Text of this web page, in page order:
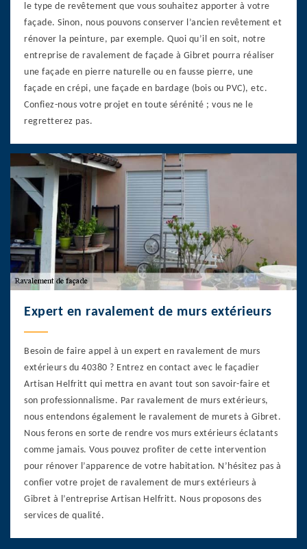
le type de revêtement que vous souhaitez apporter à votre
façade. Sinon, nous pouvons conserver l’ancien revêtement et
rénover la peinture, par exemple. Quoi qu’il en soit, notre
entreprise de ravalement de façade à Gibret pourra réaliser
une façade en pierre naturelle ou en fausse pierre, une
façade en crépi, une façade en bardage (bois ou PVC), etc.
Confiez-nous votre projet en toute sérénité ; vous ne le
regretterez pas.
Expert en ravalement de murs extérieurs
Besoin de faire appel à un expert en ravalement de murs
extérieurs du 40380 ? Entrez en contact avec le façadier
Artisan Helfritt qui mettra en avant tout son savoir-faire et
son professionnalisme. Par ravalement de murs extérieurs,
nous entendons également le ravalement de murets à Gibret.
Nous ferons en sorte de rendre vos murs extérieurs éclatants
comme jamais. Vous pouvez profiter de cette intervention
pour rénover l’apparence de votre habitation. N’hésitez pas à
confier votre projet de ravalement de murs extérieurs à
Gibret à l’entreprise Artisan Helfritt. Nous proposons des
services de qualité.